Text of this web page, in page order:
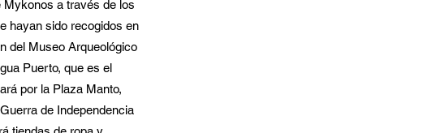
a través de los
hayan sido recogidos en
del Museo Arqueológico
Puerto, que es el
por la Plaza Manto,
de Independencia